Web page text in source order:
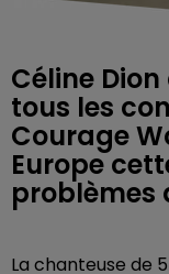
Céline
tous les
Courage
Europe
problèmes
La chanteuse de